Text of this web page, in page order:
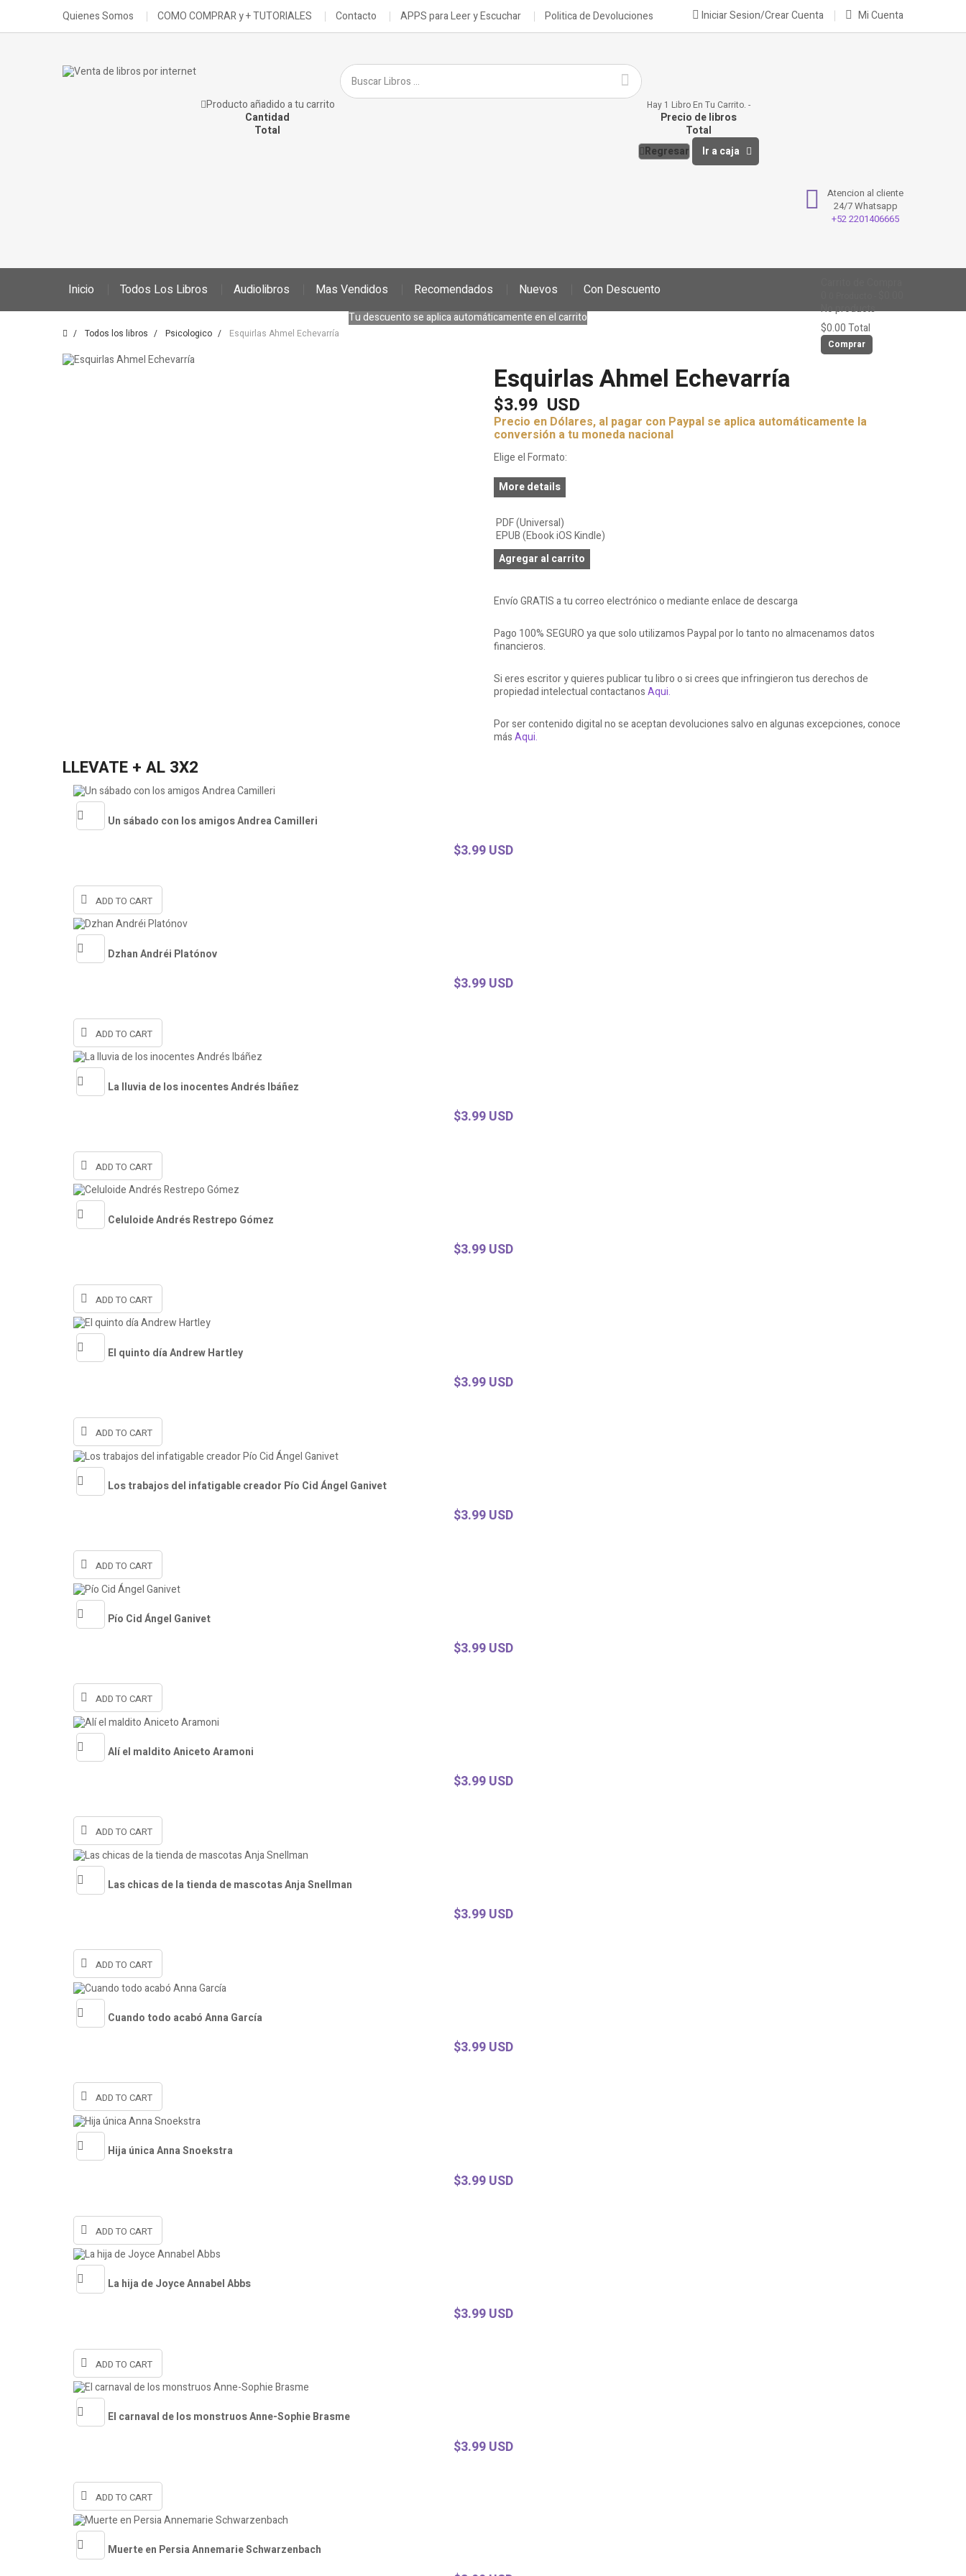
Quienes Somos COMO COMPRAR y + TUTORIALES Contacto APPS para Leer y Escuchar Politica de Devoluciones Mi Cuenta
Iniciar Sesion/Crear Cuenta
No products
$0.00Total
Comprar
Producto añadido a tu carrito
Cantidad
Total
Hay 1 Libro En Tu Carrito.
Precio de libros
Total
Regresar
Ir a caja
Atencion al cliente
24/7 Whatsapp
+52 2201406665
Inicio Todos Los Libros Audiolibros Mas Vendidos Recomendados Nuevos Con Descuento
Tu descuento se aplica automáticamente en el carrito
Todos los libros Psicologico Esquirlas Ahmel Echevarría
Esquirlas Ahmel Echevarría
$3.99 USD
Precio en Dólares, al pagar con Paypal se aplica automáticamente la
conversión a tu moneda nacional
Elige el Formato:
More details
PDF (Universal)
EPUB (Ebook iOS Kindle)
Agregar al carrito
Envío GRATIS a tu correo electrónico o mediante enlace de descarga
Pago 100% SEGURO ya que solo utilizamos Paypal por lo tanto no almacenamos datos
financieros.
Si eres escritor y quieres publicar tu libro o si crees que infringieron tus derechos de
propiedad intelectual contactanosAqui.
Por ser contenido digital no se aceptan devoluciones salvo en algunas excepciones, conoce
másAqui.
LLEVATE + AL 3X2
Un sábado con los amigos Andrea Camilleri
$3.99 USD
ADD TO CART
Dzhan Andréi Platónov
$3.99 USD
ADD TO CART
La lluvia de los inocentes Andrés Ibáñez
$3.99 USD
ADD TO CART
Celuloide Andrés Restrepo Gómez
$3.99 USD
ADD TO CART
El quinto día Andrew Hartley
$3.99 USD
ADD TO CART
Los trabajos del infatigable creador Pío Cid Ángel Ganivet
$3.99 USD
ADD TO CART
Pío Cid Ángel Ganivet
$3.99 USD
ADD TO CART
Alí el maldito Aniceto Aramoni
$3.99 USD
ADD TO CART
Las chicas de la tienda de mascotas Anja Snellman
$3.99 USD
ADD TO CART
Cuando todo acabó Anna García
$3.99 USD
ADD TO CART
Hija única Anna Snoekstra
$3.99 USD
ADD TO CART
La hija de Joyce Annabel Abbs
$3.99 USD
ADD TO CART
El carnaval de los monstruos Anne-Sophie Brasme
$3.99 USD
ADD TO CART
Muerte en Persia Annemarie Schwarzenbach